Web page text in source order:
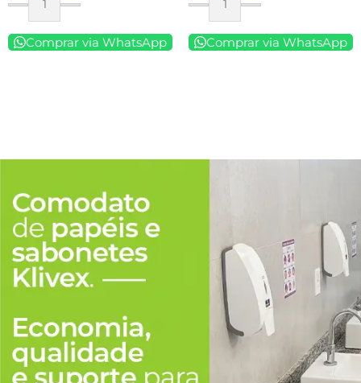
Comprar via WhatsApp Comprar via WhatsApp